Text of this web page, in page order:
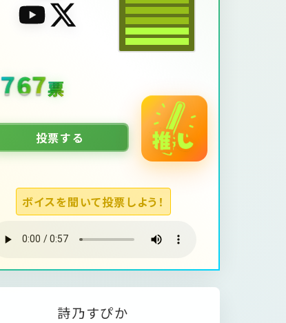
1616票
投票する
ボイスを聞いて投票しよう！
詩乃すぴか